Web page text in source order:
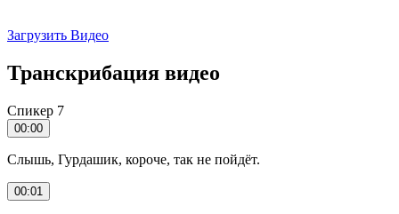
Загрузить Видео
Транскрибация видео
Спикер 7
00:00
Слышь, Гурдашик, короче, так не пойдёт.
00:01